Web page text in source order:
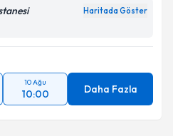
ilişkinAydınlatma
kabul ediyorum.
Haritada Göster
10 Ağu
10:00 Daha Fazla